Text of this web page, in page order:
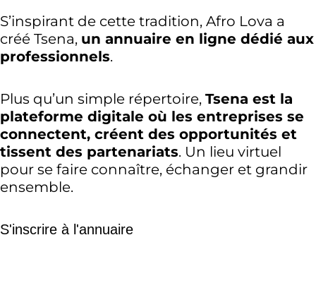
S’inspirant de cette tradition, Afro Lova a
créé Tsena, un annuaire en ligne dédié aux
professionnels.
Plus qu’un simple répertoire, Tsena est la
plateforme digitale où les entreprises se
connectent, créent des opportunités et
tissent des partenariats. Un lieu virtuel
pour se faire connaître, échanger et grandir
ensemble.
S'inscrire à l'annuaire